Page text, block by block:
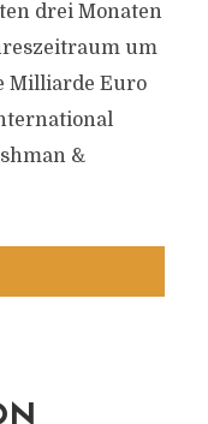
drei Monaten
um
Milliarde Euro
&